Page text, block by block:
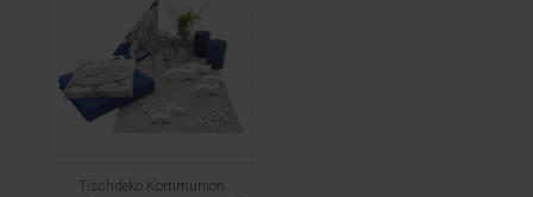
Tischdeko Kommunion